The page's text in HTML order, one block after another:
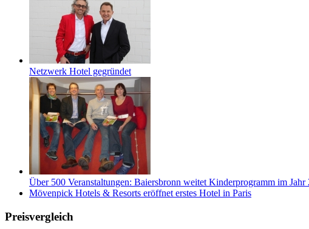
Netzwerk Hotel gegründet
Über 500 Veranstaltungen: Baiersbronn weitet Kinderprogramm im
Mövenpick Hotels & Resorts eröffnet erstes Hotel in Paris
Preisvergleich